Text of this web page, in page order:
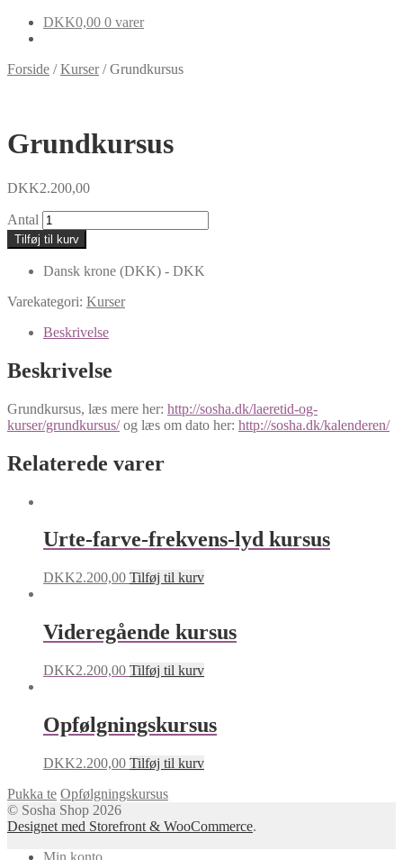
DKK0,00 0 varer
Forside /Kurser/Grundkursus
Grundkursus
DKK2.200,00
Antal
Tilføj til kurv
Dansk krone (DKK) - DKK
Varekategori: Kurser
Beskrivelse
Beskrivelse
Grundkursus, læs mere her: http://sosha.dk/laeretid-og-
kurser/grundkursus/og læs om dato her: http://sosha.dk/kalenderen/
Relaterede varer
Urte-farve-frekvens-lyd kursus
DKK2.200,00 Tilføj til kurv
Videregående kursus
DKK2.200,00 Tilføj til kurv
Opfølgningskursus
DKK2.200,00 Tilføj til kurv
Pukka te Opfølgningskursus
© Sosha Shop 2026
Designet med Storefront & WooCommerce.
Min konto